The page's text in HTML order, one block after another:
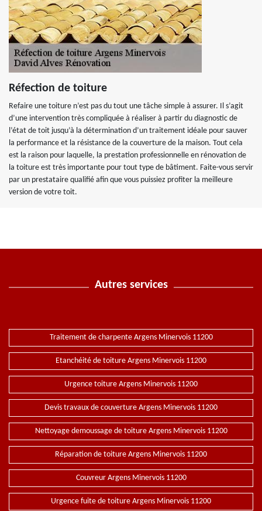
Réfection de toiture
Refaire une toiture n’est pas du tout une tâche simple à assurer. Il s’agit
d’une intervention très compliquée à réaliser à partir du diagnostic de
l’état de toit jusqu’à la détermination d’un traitement idéale pour sauver
la performance et la résistance de la couverture de la maison. Tout cela
est la raison pour laquelle, la prestation professionnelle en rénovation de
la toiture est très importante pour tout type de bâtiment. Faite-vous servir
par un prestataire qualifié afin que vous puissiez profiter la meilleure
version de votre toit.
Autres services
Traitement de charpente Argens Minervois 11200
Etanchéité de toiture Argens Minervois 11200
Urgence toiture Argens Minervois 11200
Devis travaux de couverture Argens Minervois 11200
Nettoyage demoussage de toiture Argens Minervois 11200
Réparation de toiture Argens Minervois 11200
Couvreur Argens Minervois 11200
Urgence fuite de toiture Argens Minervois 11200